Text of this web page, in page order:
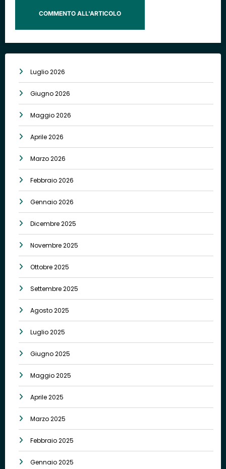
Luglio 2026
Giugno 2026
Maggio 2026
Aprile 2026
Marzo 2026
Febbraio 2026
Gennaio 2026
Dicembre 2025
Novembre 2025
Ottobre 2025
Settembre 2025
Agosto 2025
Luglio 2025
Giugno 2025
Maggio 2025
Aprile 2025
Marzo 2025
Febbraio 2025
Gennaio 2025